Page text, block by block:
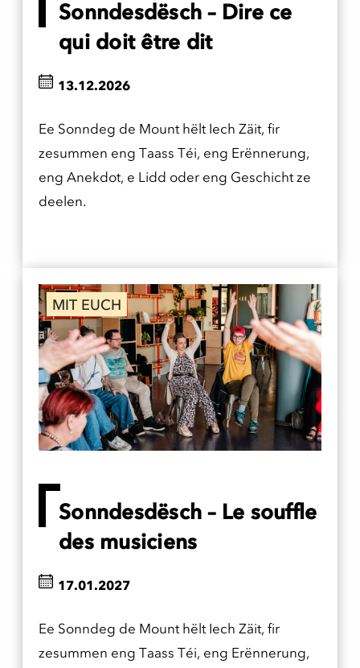
Sonndesdësch – Dire ce
qui doit être dit
Ee Sonndeg de Mount hëlt Iech Zäit, fir
zesummen eng Taass Téi, eng Erënnerung,
eng Anekdot, e Lidd oder eng Geschicht ze
deelen.
13.12.2026
MIT EUCH
Sonndesdësch – Le souffle
des musiciens
Ee Sonndeg de Mount hëlt Iech Zäit, fir
zesummen eng Taass Téi, eng Erënnerung,
17.01.2027